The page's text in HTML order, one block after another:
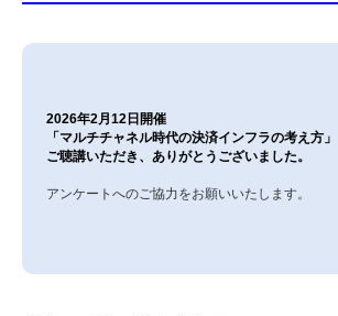
2026年2月12日開催
「マルチチャネル時代の決済インフラの考え方」
ご聴講いただき、ありがとうございました。